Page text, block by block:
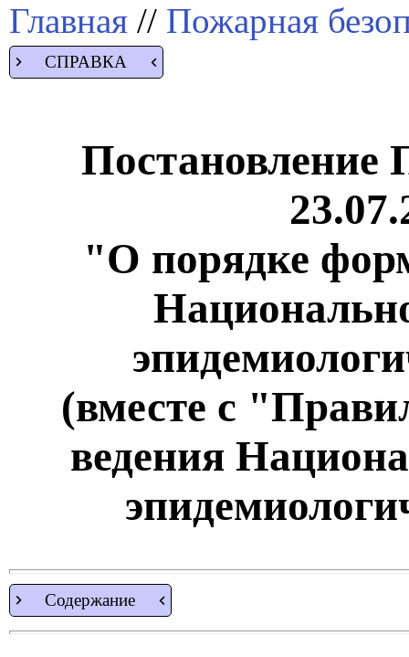
Главная // Пожарная
СПРАВКА
Постановление
"О порядке
(вместе с
ведения
Содержание